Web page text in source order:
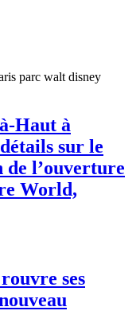
Haut à
sur le
l’ouverture
World,
ses